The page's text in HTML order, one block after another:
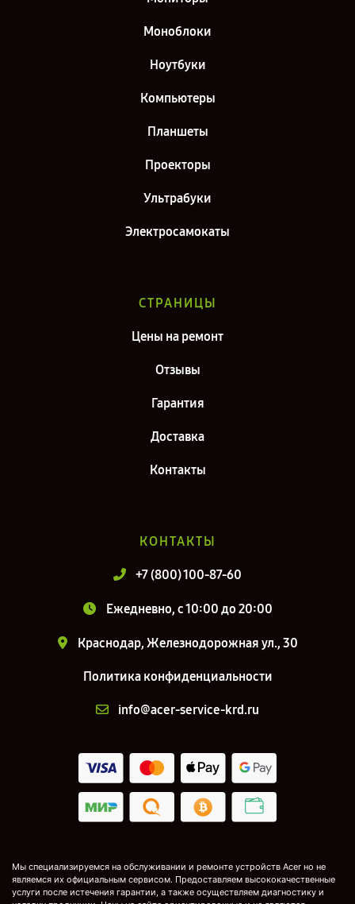
Моноблоки
Ноутбуки
Компьютеры
Планшеты
Проекторы
Ультрабуки
Электросамокаты
СТРАНИЦЫ
Цены на ремонт
Отзывы
Гарантия
Доставка
Контакты
КОНТАКТЫ
+7 (800) 100-87-60
Ежедневно, с 10:00 до 20:00
Краснодар, Железнодорожная ул., 30
Политика конфиденциальности
info@acer-service-krd.ru
Мы специализируемся на обслуживании и ремонте устройств Acer но не
являемся их официальным сервисом. Предоставляем высококачественные
услуги после истечения гарантии, а также осуществляем диагностику и